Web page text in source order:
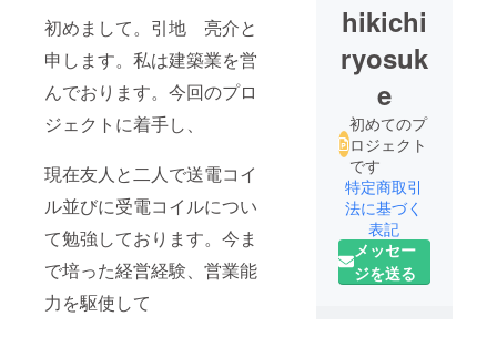
初めまして。引地 亮介と
申します。私は建築業を営
んでおります。今回のプロ
ジェクトに着手し、
現在友人と二人で送電コイ
ル並びに受電コイルについ
て勉強しております。今ま
で培った経営経験、営業能
力を駆使して
hikichi
ryosuk
e
初めてのプ
ロジェクト
です
特定商取引
法に基づく
表記
メッセー
ジを送る